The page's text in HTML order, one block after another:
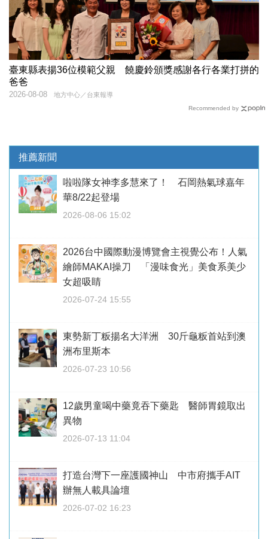
臺東縣表揚36位模範父親 饒慶鈴頒獎感謝各行各業打拼的
爸爸
地方中心／台東報導
2026-08-08
Recommended by
推薦新聞
啦啦隊女神李多慧來了！ 石岡熱氣球嘉年
華8/22起登場
2026-08-06 15:02
2026台中國際動漫博覽會主視覺公布！人氣
繪師MAKAI操刀 「漫味食光」美食系美少
女超吸睛
2026-07-24 15:55
東勢新丁粄揚名大洋洲 30斤龜粄首站到澳
洲布里斯本
2026-07-23 10:56
12歲男童喝中藥竟吞下藥匙 醫師胃鏡取出
異物
2026-07-13 11:04
打造台灣下一座護國神山 中市府攜手AIT
辦無人載具論壇
2026-07-02 16:23